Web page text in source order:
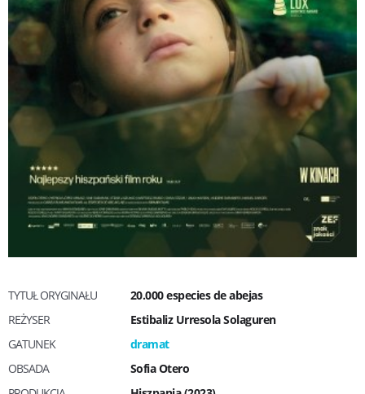
TYTUŁ ORYGINAŁU
20.000 especies de abejas
REŻYSER
Estibaliz Urresola Solaguren
GATUNEK
dramat
OBSADA
Sofia Otero